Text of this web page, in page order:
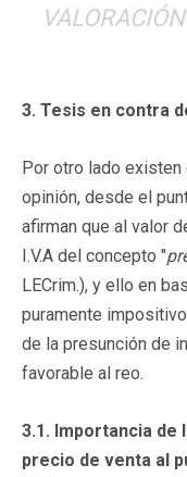
3. Tesis en contra
Por otro lado
opinión, desde el
afirman que al valor
I.V.A del concepto "
LECrim.), y ello en
puramente
de la presunción de
favorable al reo.
3.1. Importancia
precio de venta al